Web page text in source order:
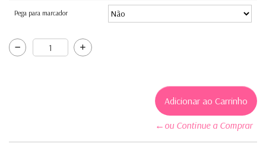
Pega para marcador
←ou Continue a Comprar